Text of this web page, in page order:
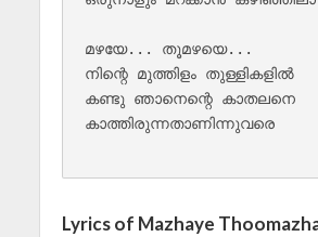
മഴയേ... തൂമഴയെ...
നിന്റെ മുത്തിളം തുള്ളികളിൽ
കണ്ടു ഞാനെന്റെ കാതലനെ
കാത്തിരുന്നതാണിന്നുവരെ
Lyrics of Mazhaye